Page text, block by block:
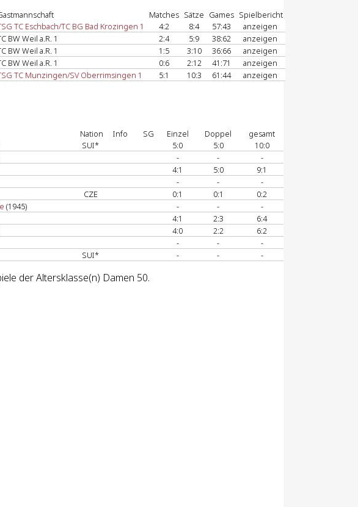
Matches Sätze Games Spielbericht
TC Eschbach/TC BG Bad Krozingen 1 4:2 8:4 57:43
anzeigen
BW Weil a.R. 1 2:4 5:9 38:62
anzeigen
BW Weil a.R. 1 1:5 3:10 36:66
anzeigen
BW Weil a.R. 1 0:6 2:12 41:71
anzeigen
TC Munzingen/SV Oberrimsingen 1 5:1 10:3 61:44 anzeigen
Nation Info SG Einzel Doppel
gesamt
SUI* 5:0 5:0
10:0
- -
-
4:1 5:0
9:1
- -
-
CZE 0:1 0:1
0:2
(1945) - -
-
4:1 2:3
6:4
4:0 2:2
6:2
- -
-
SUI* - - -
der Altersklasse(n) Damen 50.